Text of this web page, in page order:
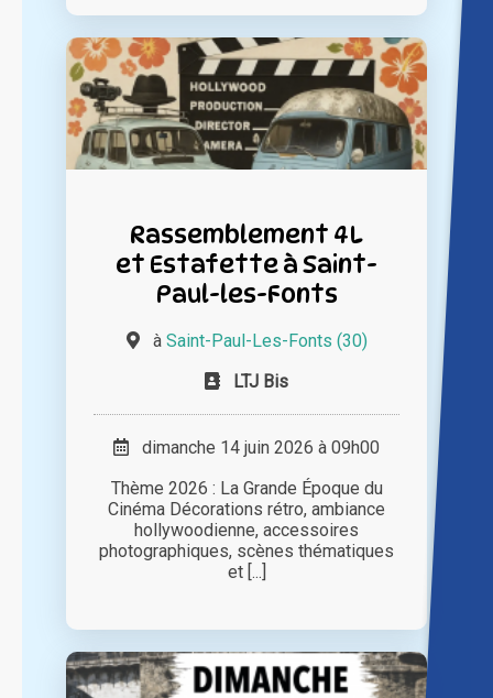
Rassemblement 4L
et Estafette à Saint-
Paul-les-Fonts
à Saint-Paul-Les-Fonts (30)
LTJ Bis
dimanche 14 juin 2026 à 09h00
Thème 2026 : La Grande Époque du
Cinéma Décorations rétro, ambiance
hollywoodienne, accessoires
photographiques, scènes thématiques
et [...]